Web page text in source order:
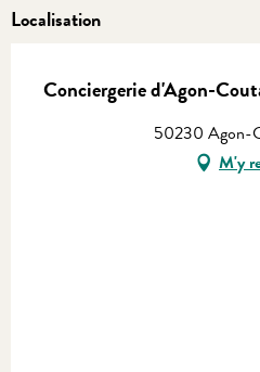
Localisation
Conciergerie d'Agon-
50230 Agon-
M'y